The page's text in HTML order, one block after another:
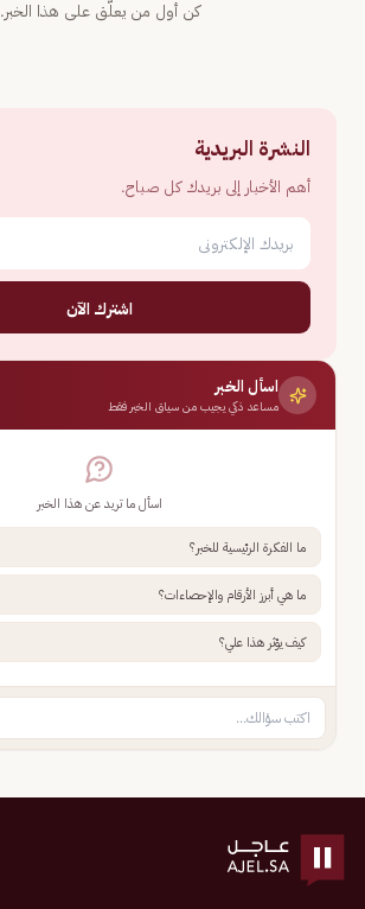
كن أول من يعلّق على هذا الخبر.
النشرة البريدية
أهم الأخبار إلى بريدك كل صباح.
اشترك الآن
اسأل الخبر
مساعد ذكي يجيب من سياق الخبر فقط
اسأل ما تريد عن هذا الخبر
ما الفكرة الرئيسية للخبر؟
ما هي أبرز الأرقام والإحصاءات؟
كيف يؤثر هذا علي؟